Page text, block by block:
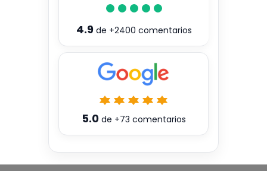
4.9de +2400 comentarios
5.0de +73 comentarios